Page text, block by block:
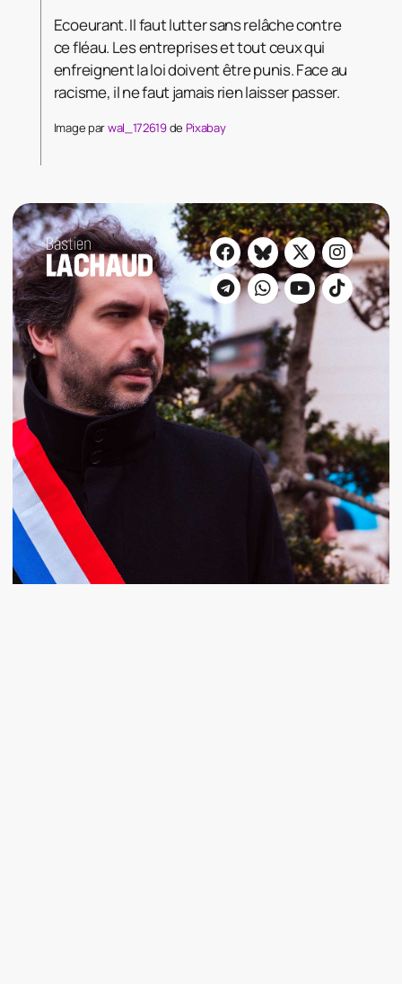
Ecoeurant. Il faut lutter sans relâche contre
ce fléau. Les entreprises et tout ceux qui
enfreignent la loi doivent être punis. Face au
racisme, il ne faut jamais rien laisser passer.
Image parwal_172619de Pixabay